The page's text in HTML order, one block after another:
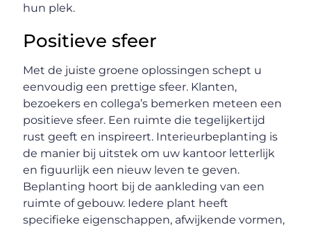
hun plek.
Positieve sfeer
Met de juiste groene oplossingen schept u
eenvoudig een prettige sfeer. Klanten,
bezoekers en collega’s bemerken meteen een
positieve sfeer. Een ruimte die tegelijkertijd
rust geeft en inspireert. Interieurbeplanting is
de manier bij uitstek om uw kantoor letterlijk
en figuurlijk een nieuw leven te geven.
Beplanting hoort bij de aankleding van een
ruimte of gebouw. Iedere plant heeft
specifieke eigenschappen, afwijkende vormen,